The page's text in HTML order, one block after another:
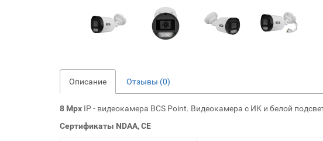
Описание Отзывы (0)
8 Mpx IP - видеокамера BCS Point. Видеокамера с ИК и белой
Сертификаты NDAA, CE